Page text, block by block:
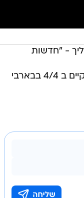
- "חדשות
הופעה חגיגית של אסף ארליך תתקיים ב 4/4 בבארבי